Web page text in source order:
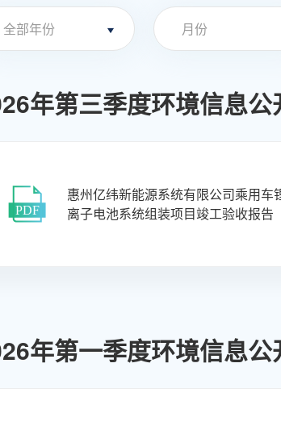
年第三季度环境信息公
惠州亿纬新能源系统有限公司乘用车
离子电池系统组装项目竣工验收报告
年第一季度环境信息公